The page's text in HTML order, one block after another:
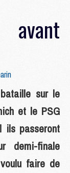
avant
sur le
et le PSG
ils passeront
demi-finale
faire de